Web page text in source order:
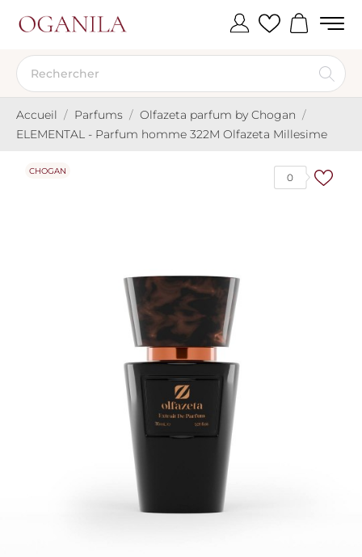
Accueil Parfums
Olfazeta parfum by Chogan
ELEMENTAL - Parfum homme 322M Olfazeta Millesime
0
CHOGAN